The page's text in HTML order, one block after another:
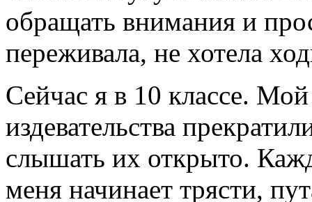
обращать внимания и
переживала, не хотела
Сейчас я в 10 классе.
издевательства
слышать их открыто.
меня начинает трясти,